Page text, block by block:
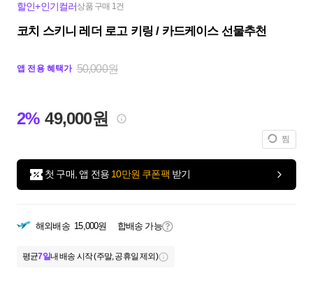
할인+인기컬러상품 구매 1건
코치 스키니 레더 로고 키링 / 카드케이스 선물추천
앱 전용 혜택가 50,000원
2% 49,000원
찜
첫 구매, 앱 전용 10만원 쿠폰팩 받기
해외배송 15,000원 합배송 가능
평균7일내 배송 시작 (주말, 공휴일 제외)